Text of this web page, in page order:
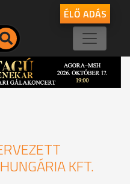
ÉLŐ ADÁS
KFT.